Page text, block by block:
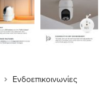
Ενδοεπικοινωνίες